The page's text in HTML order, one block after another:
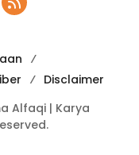
Disclaimer
Alfaqi | Karya